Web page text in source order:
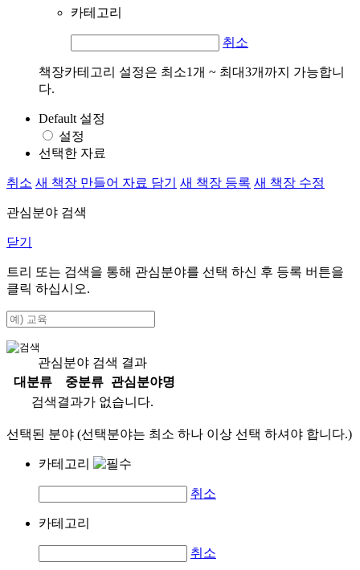
카테고리
취소
책장카테고리 설정은 최소1개 ~ 최대3개까지 가능합니
다.
Default 설정
설정
선택한 자료
취소 새 책장 만들어 자료 담기 새 책장 등록 새 책장 수정
관심분야 검색
닫기
트리 또는 검색을 통해 관심분야를 선택 하신 후 등록 버튼을
클릭 하십시오.
관심분야 검색 결과
대분류
중분류
관심분야명
검색결과가 없습니다.
선택된 분야 (선택분야는 최소 하나 이상 선택 하셔야 합니다.)
카테고리
취소
카테고리
취소